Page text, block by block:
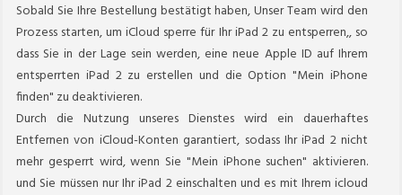
Sobald Sie Ihre Bestellung bestätigt haben, Unser Team wird den
Prozess starten, um iCloud sperre für Ihr iPad 2 zu entsperren,, so
dass Sie in der Lage sein werden, eine neue Apple ID auf Ihrem
entsperrten iPad 2 zu erstellen und die Option "Mein iPhone
finden" zu deaktivieren.
Durch die Nutzung unseres Dienstes wird ein dauerhaftes
Entfernen von iCloud-Konten garantiert, sodass Ihr iPad 2 nicht
mehr gesperrt wird, wenn Sie "Mein iPhone suchen" aktivieren.
und Sie müssen nur Ihr iPad 2 einschalten und es mit Ihrem icloud